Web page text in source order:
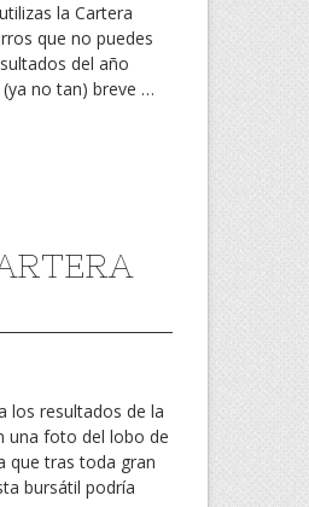
la Cartera
que no puedes
del año
no tan) breve …
los resultados de la
una foto del lobo de
que tras toda gran
bursátil podría